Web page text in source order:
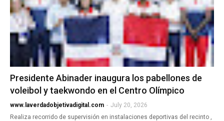
Presidente Abinader inaugura los pabellones de
voleibol y taekwondo en el Centro Olímpico
www.laverdadobjetivadigital.com - July 20, 2026
Realiza recorrido de supervisión en instalaciones deportivas del recinto ,